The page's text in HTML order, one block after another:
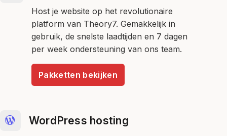
Host je website op het revolutionaire
platform van Theory7. Gemakkelijk in
gebruik, de snelste laadtijden en 7 dagen
per week ondersteuning van ons team.
Pakketten bekijken
WordPress hosting